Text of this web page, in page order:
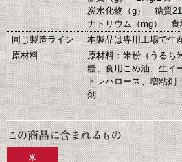
炭水化物（g） 糖質
ナトリウム（mg） 食
同じ製造ライン
本製品は専用工場で生
原材料
原材料：米粉（うるち
糖、食用こめ油、生イ
トレハロース、増粘剤
剤
米